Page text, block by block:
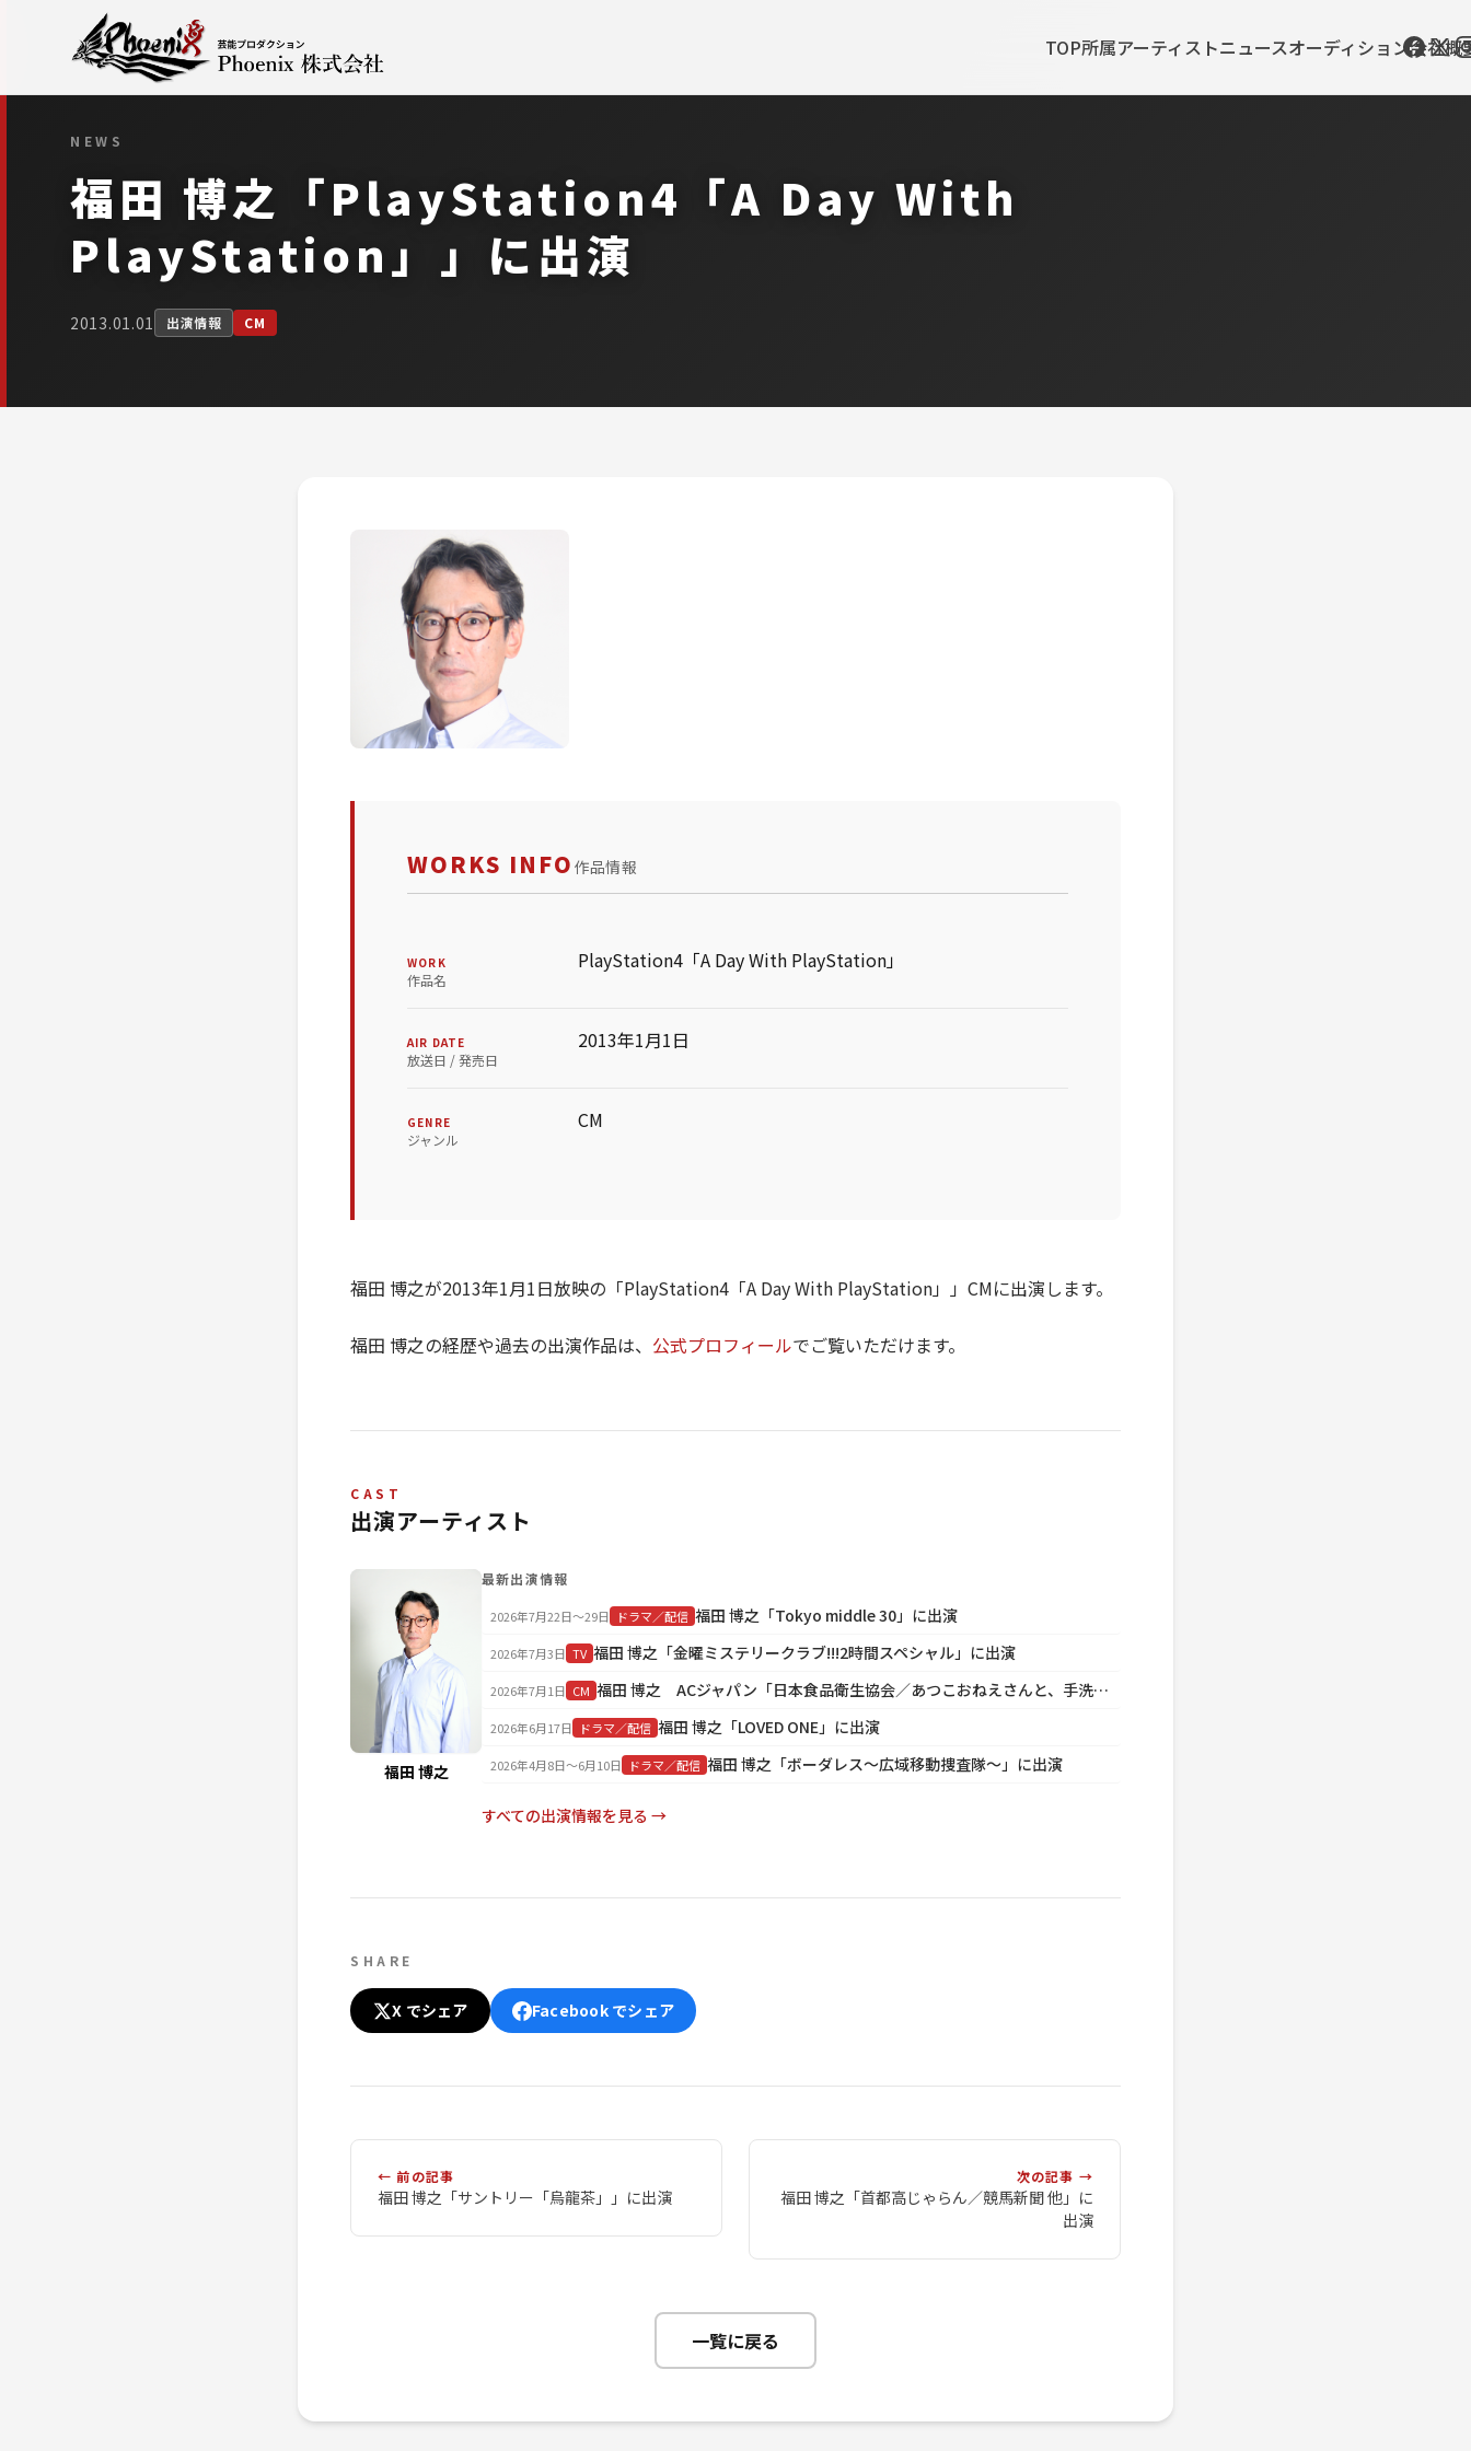
TOP所属アーティストニュースオーディション会社概
NEWS
福田 博之「PlayStation4「A Day With
PlayStation」」に出演
2013.01.01 出演情報 CM
WORKS INFO 作品情報
WORK
作品名
PlayStation4「A Day With PlayStation」
AIR DATE
放送日 / 発売日
2013年1月1日
GENRE
ジャンル
CM
福田 博之が2013年1月1日放映の「PlayStation4「A Day With PlayStation」」CMに出演します。
福田 博之の経歴や過去の出演作品は、 公式プロフィールでご覧いただけます。
CAST
出演アーティスト
福田 博之
最新出演情報
2026年7月22日〜29日 ドラマ／配信 福田 博之「Tokyo middle 30」に出演
2026年7月3日 TV 福田 博之「金曜ミステリークラブ!!!2時間スペシャル」に出演
2026年7月1日 CM 福田 博之 ACジャパン「日本食品衛生協会／あつこおねえさんと、手洗いいちまんじゃく♪」に出演
2026年6月17日 ドラマ／配信 福田 博之「LOVED ONE」に出演
2026年4月8日〜6月10日 ドラマ／配信 福田 博之「ボーダレス～広域移動捜査隊～」に出演
すべての出演情報を見る →
SHARE
X でシェア Facebook でシェア
← 前の記事
福田 博之「サントリー「烏龍茶」」に出演
次の記事 →
福田 博之「首都高じゃらん／競馬新聞 他」に
出演
一覧に戻る